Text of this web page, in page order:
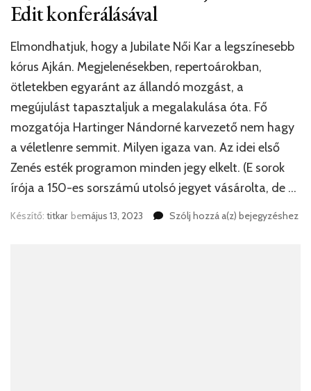
Edit konferálásával
Elmondhatjuk, hogy a Jubilate Női Kar a legszínesebb
kórus Ajkán. Megjelenésekben, repertoárokban,
ötletekben egyaránt az állandó mozgást, a
megújulást tapasztaljuk a megalakulása óta. Fő
mozgatója Hartinger Nándorné karvezető nem hagy
a véletlenre semmit. Milyen igaza van. Az idei első
Zenés esték programon minden jegy elkelt. (E sorok
írója a 150-es sorszámú utolsó jegyet vásárolta, de …
Készítő: titkar bemájus 13, 2023 Szólj hozzá a(z) A
bejegyzéshez